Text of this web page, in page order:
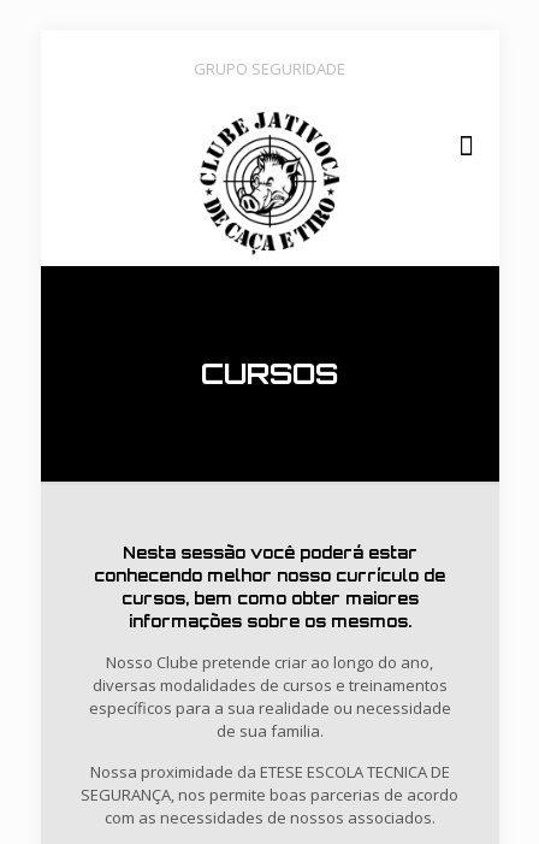
GRUPO SEGURIDADE
CURSOS
Nesta sessão você poderá estar
conhecendo melhor nosso currículo de
cursos, bem como obter maiores
informações sobre os mesmos.
Nosso Clube pretende criar ao longo do ano,
diversas modalidades de cursos e treinamentos
específicos para a sua realidade ou necessidade
de sua familia.
Nossa proximidade da ETESE ESCOLA TECNICA DE
SEGURANÇA, nos permite boas parcerias de acordo
com as necessidades de nossos associados.